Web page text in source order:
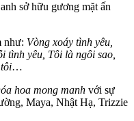
sở hữu gương mặt ấn
như: Vòng xoáy tình yêu,
tình yêu, Tôi là ngôi sao,
…
hoa mong manh với sự
Maya, Nhật Hạ, Trizzie